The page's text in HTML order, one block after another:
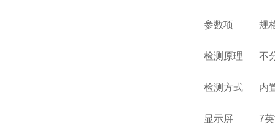
参数项 规
检测原理 不
检测方式 内
显示屏 7